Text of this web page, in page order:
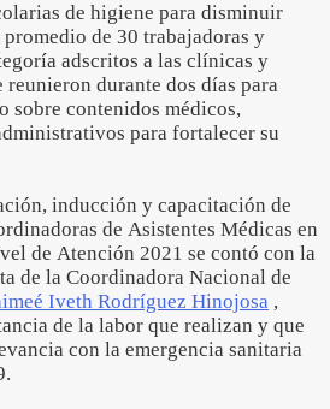
de higiene para disminuir
de 30 trabajadoras y
adscritos a las clínicas y
reunieron durante dos días para
sobre contenidos médicos,
para fortalecer su
inducción y capacitación de
de Asistentes Médicas en
de Atención 2021 se contó con la
de la Coordinadora Nacional de
Iveth Rodríguez Hinojosa ,
de la labor que realizan y que
con la emergencia sanitaria